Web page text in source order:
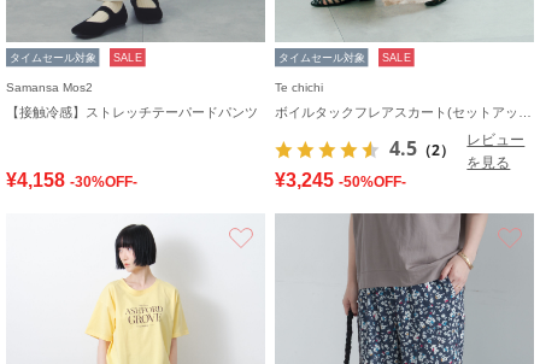
タイムセール対象 SALE
Samansa Mos2
【接触冷感】ストレッチテーパードパンツ
¥4,158 -30%OFF-
タイムセール対象 SALE
Te chichi
4.5 （2）
レビュー
を見る
¥3,245 -50%OFF-